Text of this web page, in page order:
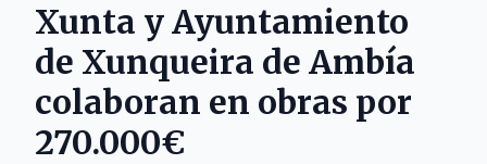
Xunta y Ayuntamiento
de Xunqueira de Ambía
colaboran en obras por
270.000€